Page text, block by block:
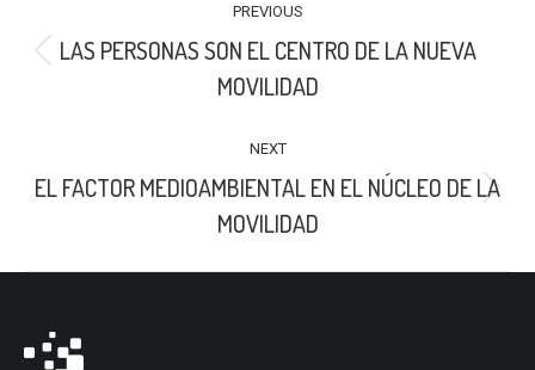
NAVIGATION
PREVIOUS
Previous
post:
LAS PERSONAS SON EL CENTRO DE LA NUEVA
MOVILIDAD
NEXT
Next
post:
EL FACTOR MEDIOAMBIENTAL EN EL NÚCLEO DE LA
MOVILIDAD